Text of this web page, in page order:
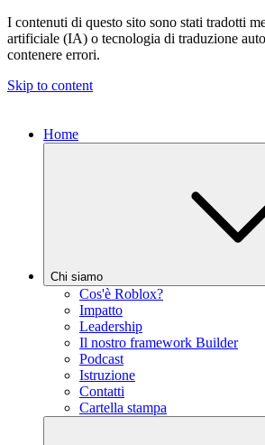
I contenuti di questo sito sono stati tradotti
artificiale (IA) o tecnologia di traduzione
contenere errori.
Skip to content
Home
Chi siamo
Cos'è Roblox?
Impatto
Leadership
Il nostro framework Builder
Podcast
Istruzione
Contatti
Cartella stampa